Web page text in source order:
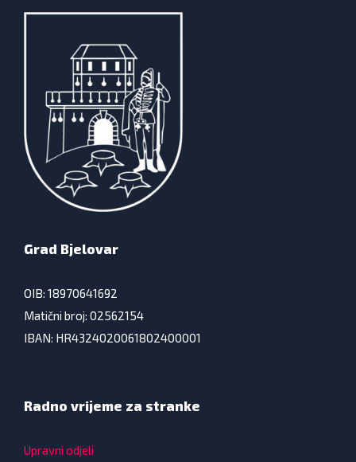
Grad Bjelovar
OIB: 18970641692
Matični broj: 02562154
IBAN: HR4324020061802400001
Radno vrijeme za stranke
Upravni odjeli